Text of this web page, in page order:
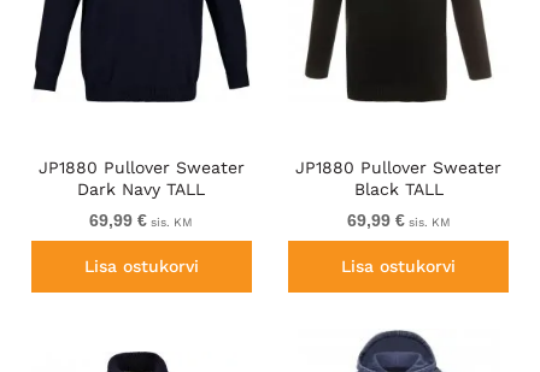
JP1880 Pullover Sweater
Dark Navy TALL
69,99 € sis. KM
Lisa ostukorvi
JP1880 Pullover Sweater
Black TALL
69,99 €sis. KM
Lisa ostukorvi